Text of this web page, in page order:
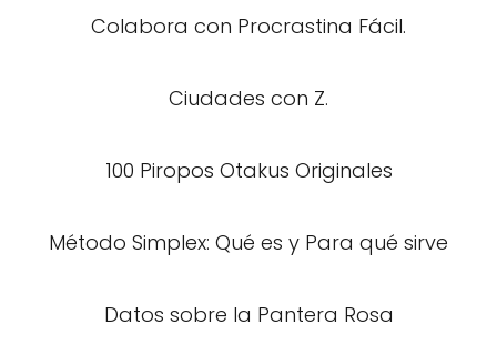
Colabora con Procrastina Fácil.
Ciudades con Z.
100 Piropos Otakus Originales
Método Simplex: Qué es y Para qué sirve
Datos sobre la Pantera Rosa